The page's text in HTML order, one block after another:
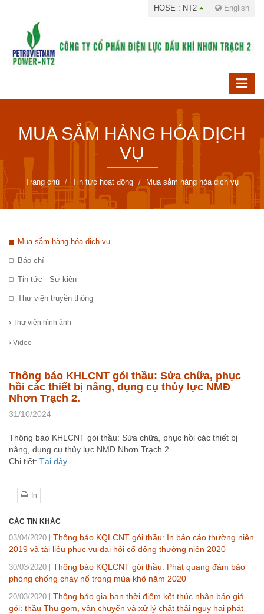
HOSE : NT2 English
MUA SẮM HÀNG HÓA DỊCH
VỤ
Trang chủ Tin tức hoạt động Mua sắm hàng hóa dịch vụ
Mua sắm hàng hóa dịch vụ
Báo chí
Tin tức - Sự kiện
Thư viện truyền thông
Thư viện hình ảnh
Video
Thông báo KHLCNT gói thầu: Sửa chữa, phục
hồi các thiết bị nâng, dụng cụ thủy lực NMĐ
Nhơn Trạch 2.
31/10/2024
Thông báo KHLCNT gói thầu: Sửa chữa, phục hồi các thiết bị
nâng, dụng cụ thủy lực NMĐ Nhơn Trạch 2.
Chi tiết: Tại đây
In
CÁC TIN KHÁC
03/04/2020
Thông báo KQLCNT gói thầu: In báo cáo thường niên
2019 và tài liệu phục vụ đại hội cổ đông thường niên 2020
30/03/2020
Thông báo KQLCNT gói thầu: Phát quang đảm bảo
phòng chống cháy nổ trong mùa khô năm 2020
20/03/2020
Thông báo gia hạn thời điểm kết thúc nhận báo giá
gói: thầu Thu gom, vận chuyển và xử lý chất thải nguy hại phát